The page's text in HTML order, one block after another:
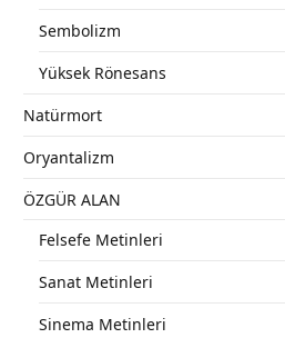
Sembolizm
Yüksek Rönesans
Natürmort
Oryantalizm
ÖZGÜR ALAN
Felsefe Metinleri
Sanat Metinleri
Sinema Metinleri